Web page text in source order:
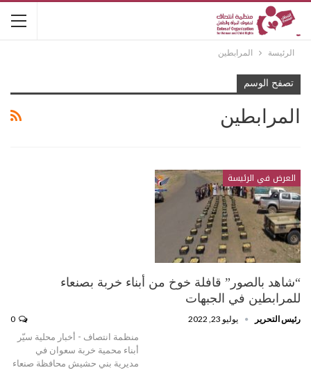
الرئيسة المرابطين
تصفح الوسم
المرابطين
العرض في الرئيسة
“شاهد بالصور” قافلة خوخ من أبناء خربة بصنعاء
للمرابطين في الجبهات
رئيس التحرير يوليو 23, 2022
منظمة انتصاف - أخبار محلية سيّر
أبناء محمية خربة سعوان في
مديرية بني حشيش محافظة صنعاء